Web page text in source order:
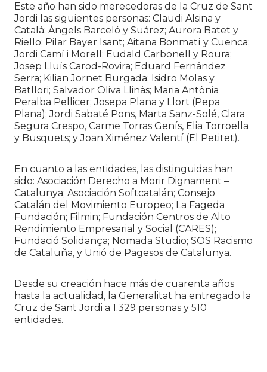
Este año han sido merecedoras de la Cruz de Sant
Jordi las siguientes personas: Claudi Alsina y
Català; Àngels Barceló y Suárez; Aurora Batet y
Riello; Pilar Bayer Isant; Aitana Bonmatí y Cuenca;
Jordi Camí i Morell; Eudald Carbonell y Roura;
Josep Lluís Carod-Rovira; Eduard Fernández
Serra; Kilian Jornet Burgada; Isidro Molas y
Batllori; Salvador Oliva Llinàs; Maria Antònia
Peralba Pellicer; Josepa Plana y Llort (Pepa
Plana); Jordi Sabaté Pons, Marta Sanz-Solé, Clara
Segura Crespo, Carme Torras Genís, Elia Torroella
y Busquets; y Joan Ximénez Valentí (El Petitet).
En cuanto a las entidades, las distinguidas han
sido: Asociación Derecho a Morir Dignament –
Catalunya; Asociación Softcatalán; Consejo
Catalán del Movimiento Europeo; La Fageda
Fundación; Filmin; Fundación Centros de Alto
Rendimiento Empresarial y Social (CARES);
Fundació Solidança; Nomada Studio; SOS Racismo
de Cataluña, y Unió de Pagesos de Catalunya.
Desde su creación hace más de cuarenta años
hasta la actualidad, la Generalitat ha entregado la
Cruz de Sant Jordi a 1.329 personas y 510
entidades.